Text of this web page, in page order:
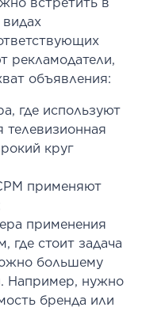
рекламодатели,
объявления:
где используют
телевизионная
круг
применяют
применения
где стоит задача
большему
Например, нужно
бренда или